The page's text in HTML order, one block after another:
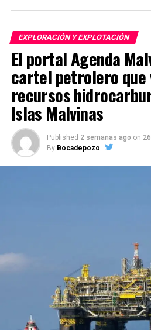
EXPLORACIÓN Y EXPLOTACIÓN
El portal Agenda
cartel petrolero que
recursos
Islas Malvinas
Published 2 semanas ago on
By Bocadepozo